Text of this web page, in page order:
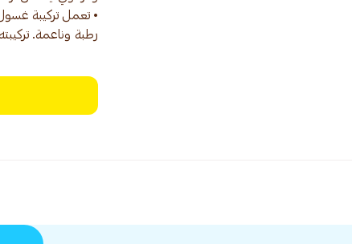
رطبة وناعمة.